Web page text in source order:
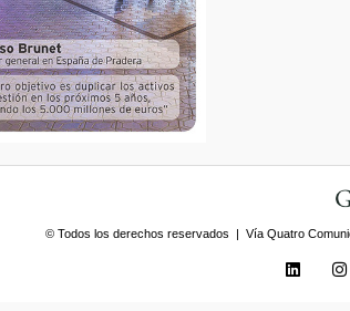
© Todos los derechos reservados | Vía Quatro